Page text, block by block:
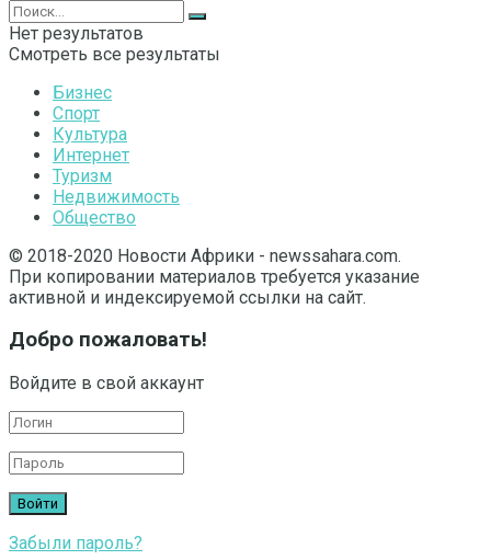
Нет результатов
Смотреть все результаты
Бизнес
Спорт
Культура
Интернет
Туризм
Недвижимость
Общество
© 2018-2020 Новости Африки - newssahara.com.
При копировании материалов требуется указание
активной и индексируемой ссылки на сайт.
Добро пожаловать!
Войдите в свой аккаунт
Забыли пароль?